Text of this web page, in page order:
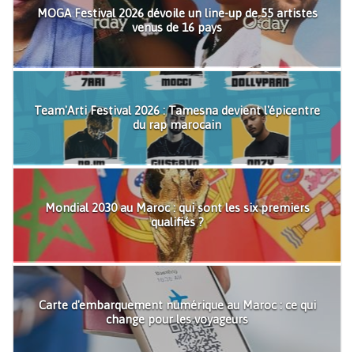
MOGA Festival 2026 dévoile un line-up de 55 artistes
venus de 16 pays
Team'Arti Festival 2026 : Tamesna devient l'épicentre
du rap marocain
Mondial 2030 au Maroc : qui sont les six premiers
qualifiés ?
Carte d'embarquement numérique au Maroc : ce qui
change pour les voyageurs